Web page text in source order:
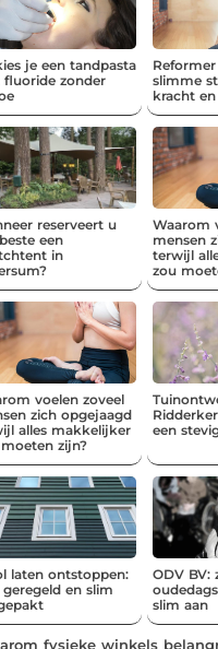
je een tandpasta
fluoride zonder
slimme
kracht
reserveert u
een
in
Waarom
mensen
terwijl
zou
voelen zoveel
zich opgejaagd
alles makkelijker
zijn?
een
laten ontstoppen:
geregeld en slim
ODV BV:
slim aan
fysieke winkels